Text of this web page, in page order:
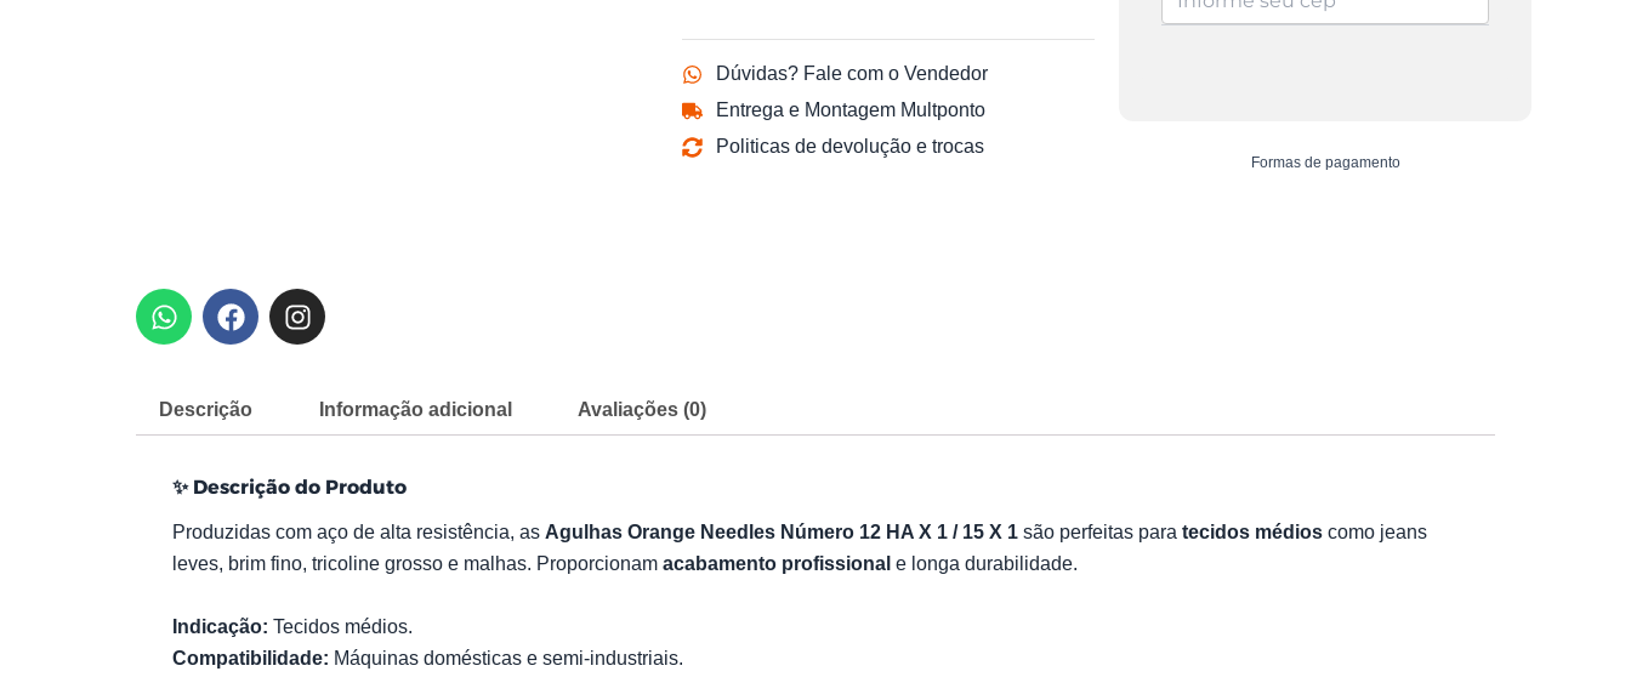
Dúvidas? Fale com o Vendedor
Entrega e Montagem Multponto
Politicas de devolução e trocas
quantidade
Formas de pagamento
W
h
s
a
p
F
a
b
o
k
I
n
g
a
m
Descrição Informação adicional Avaliações (0)
✨ Descrição do Produto
Produzidas com aço de alta resistência, as Agulhas Orange Needles Número 12 HA X 1 / 15 X 1 são perfeitas para tecidos médios como jeans
leves, brim fino, tricoline grosso e malhas. Proporcionam acabamento profissional e longa durabilidade.
Indicação: Tecidos médios.
Compatibilidade: Máquinas domésticas e semi-industriais.